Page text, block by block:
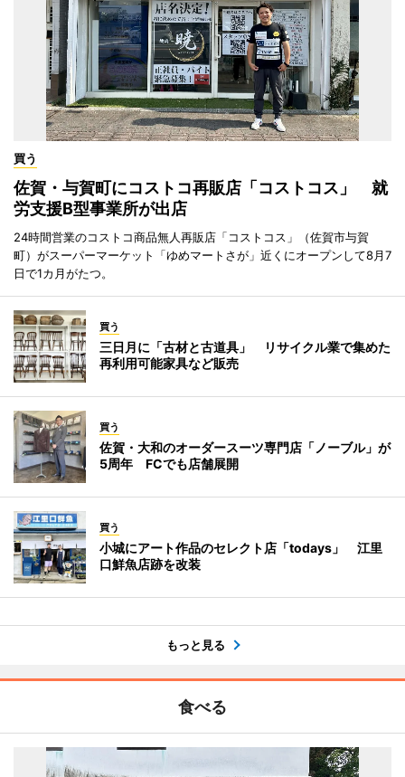
買う
佐賀・与賀町にコストコ再販店「コストコス」 就
労支援B型事業所が出店
24時間営業のコストコ商品無人再販店「コストコス」（佐賀市与賀
町）がスーパーマーケット「ゆめマートさが」近くにオープンして8月7
日で1カ月がたつ。
買う
三日月に「古材と古道具」 リサイクル業で集めた
再利用可能家具など販売
買う
佐賀・大和のオーダースーツ専門店「ノーブル」が
5周年 FCでも店舗展開
買う
小城にアート作品のセレクト店「todays」 江里
口鮮魚店跡を改装
もっと見る
食べる